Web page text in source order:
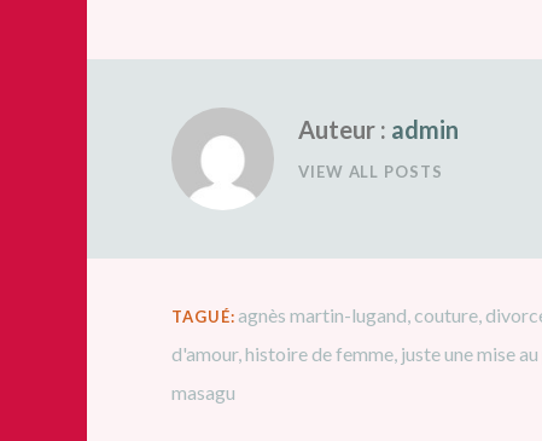
Auteur : admin
VIEW ALL POSTS
TAGUÉ: agnès martin-lugand ,couture
d'amour, histoire de femme juste une mise
masagu